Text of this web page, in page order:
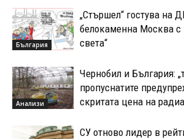
България
„Стършел“ гостува на
белокаменна Москва с
света“
Анализи
Чернобил и България:
пропуснатите
скритата цена на
СУ отново лидер в